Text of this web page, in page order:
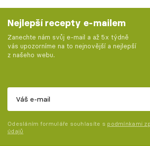
Nejlepší recepty e-mailem
Zanechte nám svůj e-mail a až 5x týdně
vás upozorníme na to nejnovější a nejlepší
z našeho webu.
Odesláním formuláře souhlasíte s podmínkami
údajů